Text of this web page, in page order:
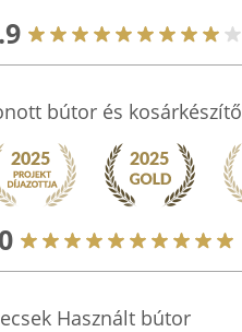
bútor és kosárkészítő
Használt bútor